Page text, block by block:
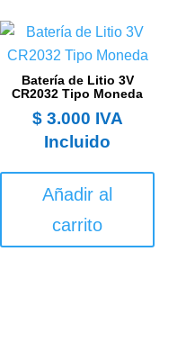
Batería de Litio 3V
CR2032 Tipo Moneda
$3.000 IVA
Incluido
Añadir al
carrito